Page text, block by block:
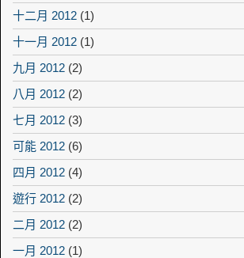
十二月 2012 (1)
十一月 2012 (1)
九月 2012 (2)
八月 2012 (2)
七月 2012 (3)
可能 2012 (6)
四月 2012 (4)
遊行 2012 (2)
二月 2012 (2)
一月 2012 (1)